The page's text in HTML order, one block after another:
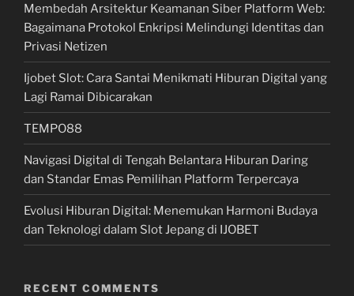
Membedah Arsitektur Keamanan Siber Platform Web:
Bagaimana Protokol Enkripsi Melindungi Identitas dan
Privasi Netizen
Ijobet Slot: Cara Santai Menikmati Hiburan Digital yang
Lagi Ramai Dibicarakan
TEMPO88
Navigasi Digital di Tengah Belantara Hiburan Daring
dan Standar Emas Pemilihan Platform Terpercaya
Evolusi Hiburan Digital: Menemukan Harmoni Budaya
dan Teknologi dalam Slot Jepang di IJOBET
RECENT COMMENTS